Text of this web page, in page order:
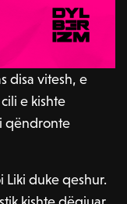
disa vitesh, e
e kishte
qëndronte
Liki duke qeshur.